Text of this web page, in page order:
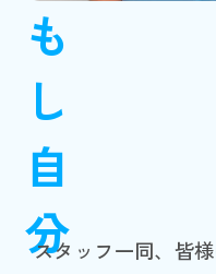
も
し
自
分
スタッフ一同、皆